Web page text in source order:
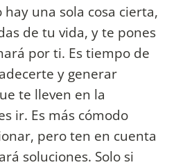
una sola cosa cierta,
de tu vida, y te pones
por ti. Es tiempo de
y generar
te lleven en la
ir. Es más cómodo
pero ten en cuenta
soluciones. Solo si